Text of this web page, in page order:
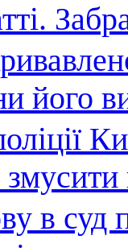
його
в суд